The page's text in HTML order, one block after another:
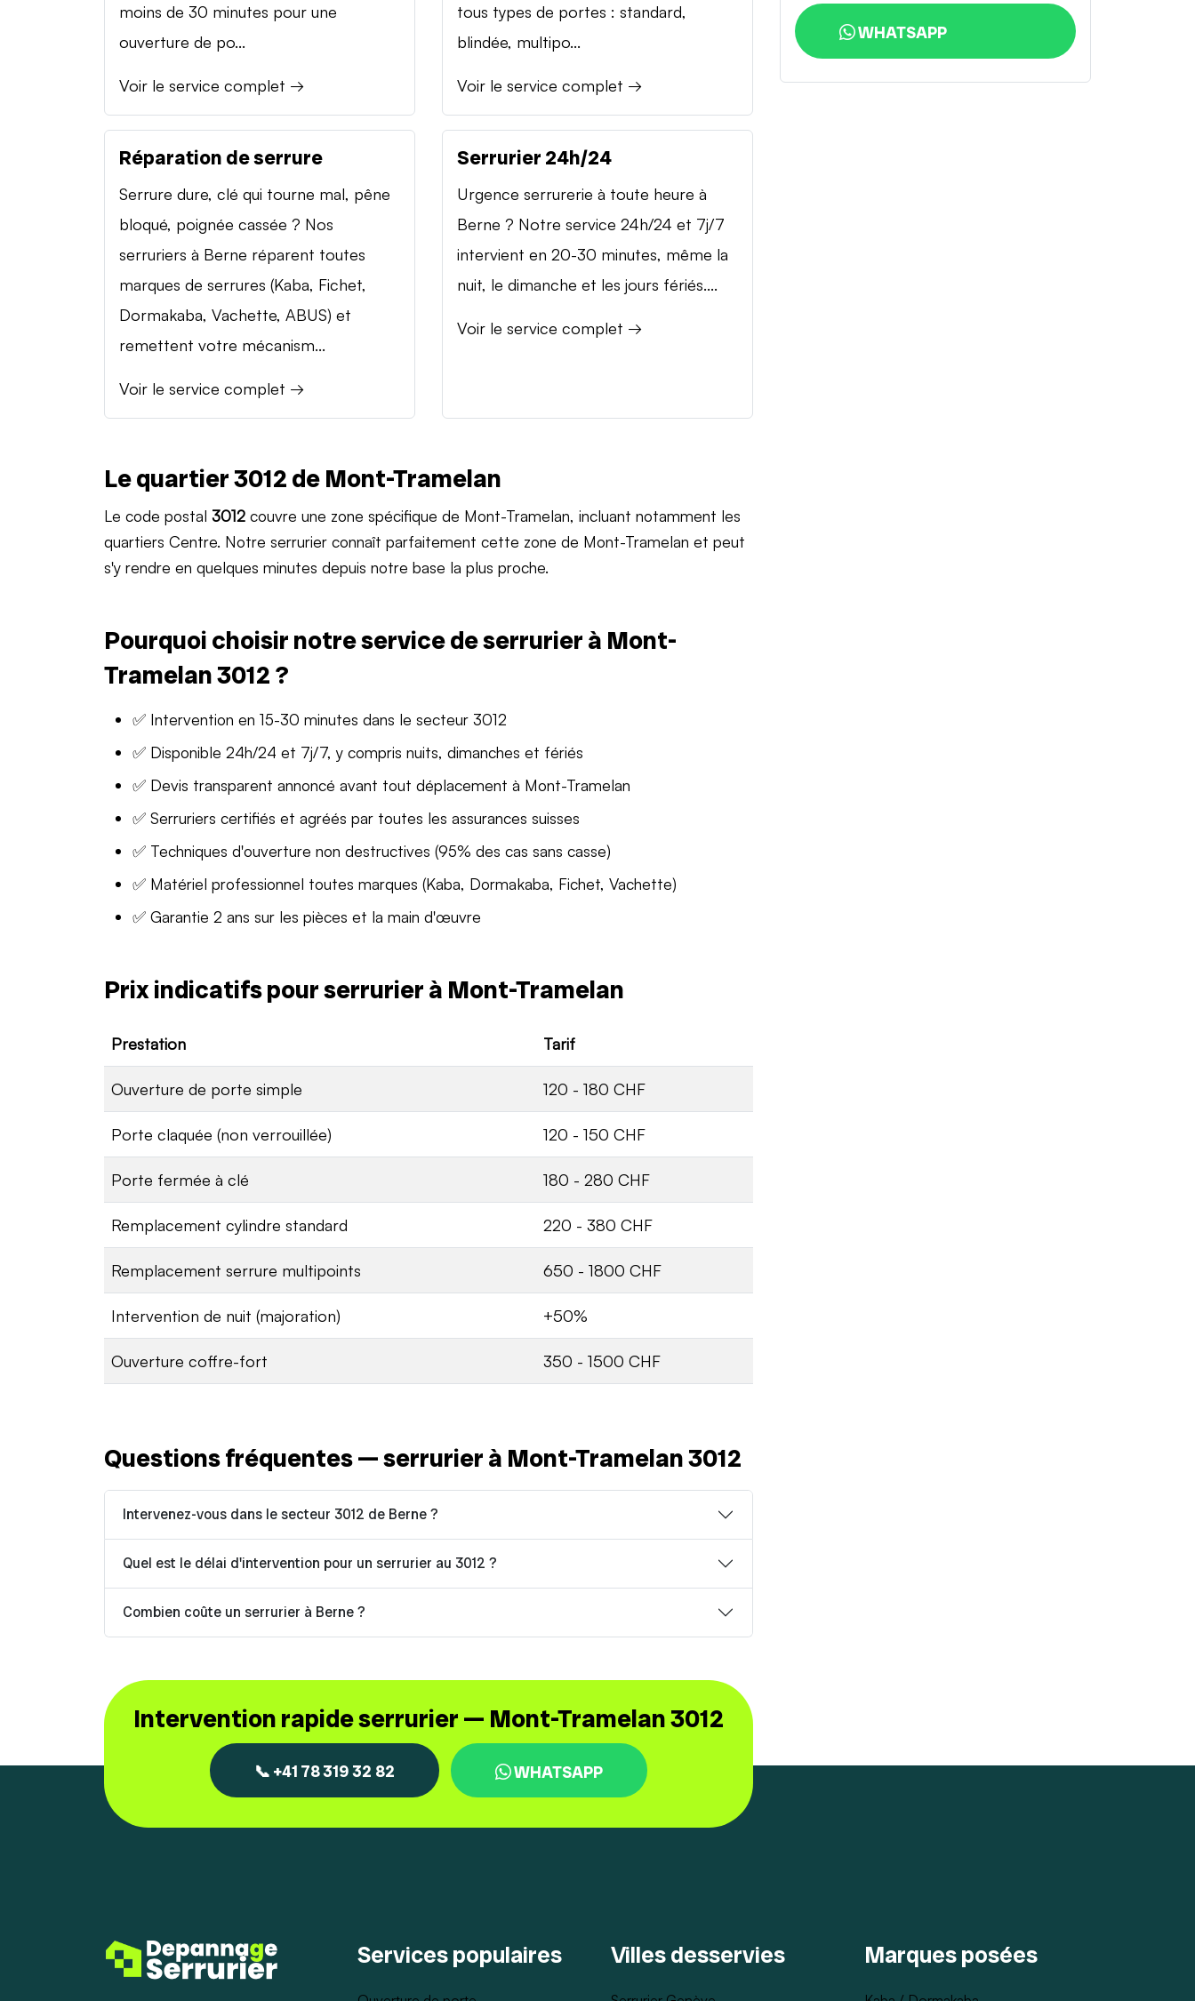
moins de 30 minutes pour une
ouverture de po...
Voir le service complet →
tous types de portes : standard,
blindée, multipo...
Voir le service complet →
Réparation de serrure
Serrure dure, clé qui tourne mal, pêne
bloqué, poignée cassée ? Nos
serruriers à Berne réparent toutes
marques de serrures (Kaba, Fichet,
Dormakaba, Vachette, ABUS) et
remettent votre mécanism...
Voir le service complet →
Serrurier 24h/24
Urgence serrurerie à toute heure à
Berne ? Notre service 24h/24 et 7j/7
intervient en 20-30 minutes, même la
nuit, le dimanche et les jours fériés....
Voir le service complet →
Le quartier 3012 de Mont-Tramelan
Le code postal 3012 couvre une zone spécifique de Mont-Tramelan, incluant notamment les
quartiers Centre. Notre serrurier connaît parfaitement cette zone de Mont-Tramelan et peut
s'y rendre en quelques minutes depuis notre base la plus proche.
Pourquoi choisir notre service de serrurier à Mont-
Tramelan 3012 ?
✅ Intervention en 15-30 minutes dans le secteur 3012
✅ Disponible 24h/24 et 7j/7, y compris nuits, dimanches et fériés
✅ Devis transparent annoncé avant tout déplacement à Mont-Tramelan
✅ Serruriers certifiés et agréés par toutes les assurances suisses
✅ Techniques d'ouverture non destructives (95% des cas sans casse)
✅ Matériel professionnel toutes marques (Kaba, Dormakaba, Fichet, Vachette)
✅ Garantie 2 ans sur les pièces et la main d'œuvre
Prix indicatifs pour serrurier à Mont-Tramelan
Prestation Tarif
Ouverture de porte simple 120 - 180 CHF
Porte claquée (non verrouillée) 120 - 150 CHF
Porte fermée à clé 180 - 280 CHF
Remplacement cylindre standard 220 - 380 CHF
Remplacement serrure multipoints 650 - 1800 CHF
Intervention de nuit (majoration) +50%
Ouverture coffre-fort 350 - 1500 CHF
Questions fréquentes — serrurier à Mont-Tramelan 3012
Intervenez-vous dans le secteur 3012 de Berne ?
Quel est le délai d'intervention pour un serrurier au 3012 ?
Combien coûte un serrurier à Berne ?
Intervention rapide serrurier — Mont-Tramelan 3012
📞 +41 78 319 32 82 WHATSAPP
WHATSAPP
Services populaires Villes desservies Marques posées